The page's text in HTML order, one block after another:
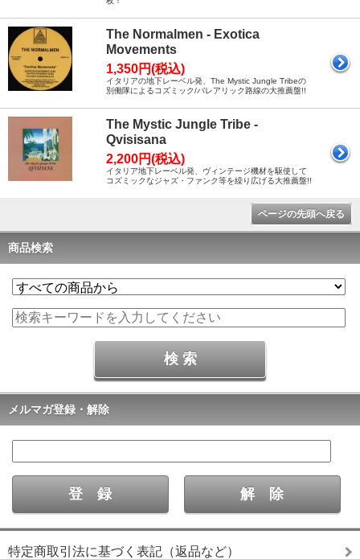
The Normalmen - Exotica
Movements
1,350円(税込)
イタリアの地下レーベル発、The Mystic Jungle Tribeの
別働隊によるコズミック/バレアリック路線の大推薦盤!!
The Mystic Jungle Tribe -
Qvisisana
2,200円(税込)
イタリア地下レーベル発、ヴィンテージ機材を駆使して
コズミックなジャズ・ファンク等を繰り広げる大推薦盤!!
ページの先頭へ戻る
商品検索
メルマガ登録・解除
特定商取引法に基づく表記（返品など）